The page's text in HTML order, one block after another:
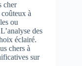
cher
à
ou
des
éclairé.
chers à
sur